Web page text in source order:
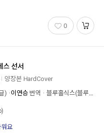
0
스 선서
양장본 HardCover
) 이연승 번역 블루홀식스(블루홀6)
요